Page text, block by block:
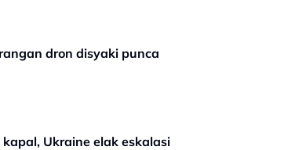
dron disyaki punca
Ukraine elak eskalasi